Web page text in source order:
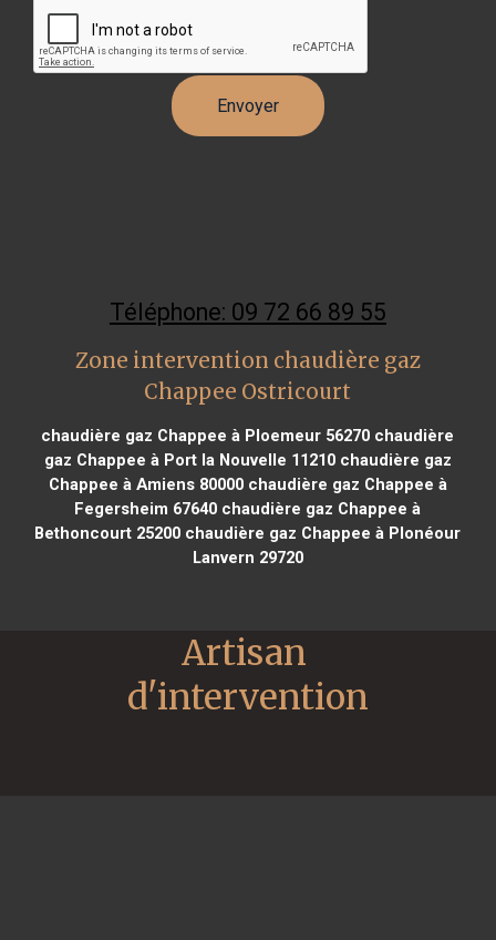
Téléphone: 09 72 66 89 55
Zone intervention chaudière gaz
Chappee Ostricourt
chaudière gaz Chappee à Ploemeur 56270 chaudière
gaz Chappee à Port la Nouvelle 11210chaudière gaz
Chappee à Amiens 80000chaudière gaz Chappee à
Fegersheim 67640 chaudière gaz Chappee à
Bethoncourt 25200 chaudière gaz Chappee à Plonéour
Lanvern 29720
Artisan
d'intervention